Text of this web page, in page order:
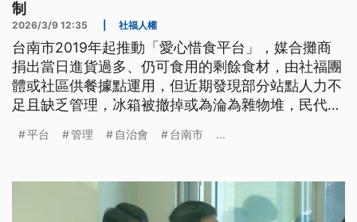
制
2026/3/9 12:35 社福人權
台南市2019年起推動「愛心惜食平台」，媒合攤商
捐出當日進貨過多、仍可食用的剩餘食材，由社福團
體或社區供餐據點運用，但近期發現部分站點人力不
足且缺乏管理，冰箱被撤掉或為淪為雜物堆，民代要
的地點。
平台 管理 自治會 台南市 ...